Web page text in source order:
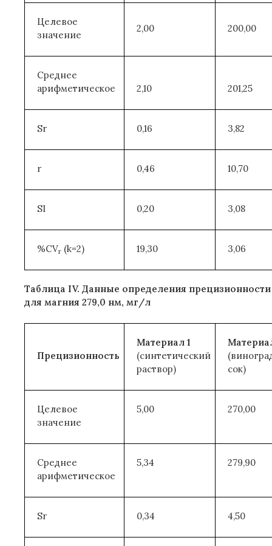
Целевое
значение
2,00 200,00
Среднее
арифметическое
2,10 201,25
Sr 0,16 3,82
r 0,46 10,70
SI 0,20 3,08
%CVr (k=2) 19,30 3,06
Таблица IV. Данные определения прецизионности
для магния 279,0 нм, мг/л
Прецизионность
Материал 1
(синтетический
раствор)
сок)
Целевое
значение
5,00 270,00
Среднее
арифметическое
5,34 279,90
Sr 0,34 4,50